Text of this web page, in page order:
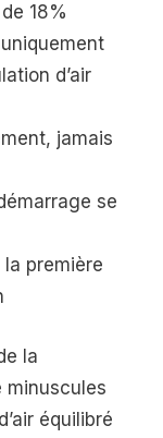
18%
d’air
jamais
se
la première
la
minuscules
équilibré